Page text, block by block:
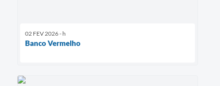
02 FEV 2026 - h
Banco Vermelho